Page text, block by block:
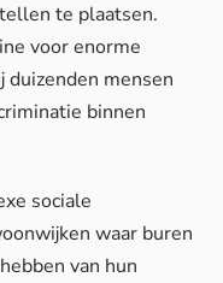
te plaatsen.
voor enorme
duizenden mensen
binnen
sociale
waar buren
hebben van hun